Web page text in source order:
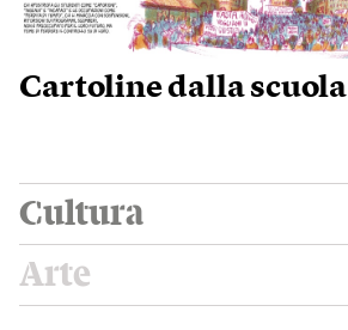
Cartoline dalla scuola
Cultura
Arte